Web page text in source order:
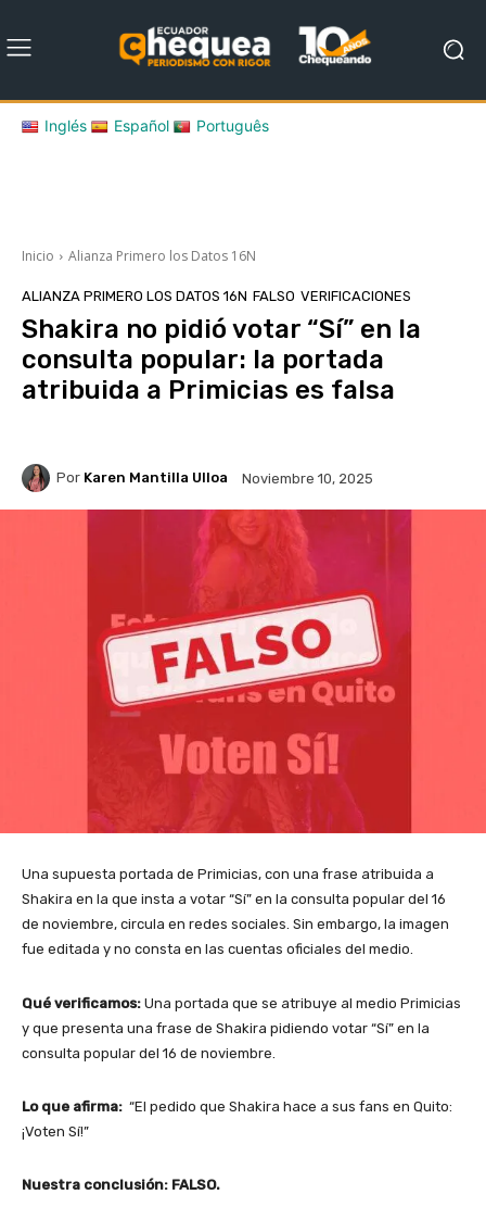
Inglés Español Português
Inicio Alianza Primero los Datos 16N
ALIANZA PRIMERO LOS DATOS 16N FALSO VERIFICACIONES
Shakira no pidió votar “Sí” en la
consulta popular: la portada
atribuida a Primicias es falsa
Por Karen Mantilla Ulloa Noviembre 10, 2025
Una supuesta portada de Primicias, con una frase atribuida a
Shakira en la que insta a votar “Sí” en la consulta popular del 16
de noviembre, circula en redes sociales. Sin embargo, la imagen
fue editada y no consta en las cuentas oficiales del medio.
Qué verificamos: Una portada que se atribuye al medio Primicias
y que presenta una frase de Shakira pidiendo votar “Sí” en la
consulta popular del 16 de noviembre.
Lo que afirma: “El pedido que Shakira hace a sus fans en Quito:
¡Voten Sí!”
Nuestra conclusión: FALSO.